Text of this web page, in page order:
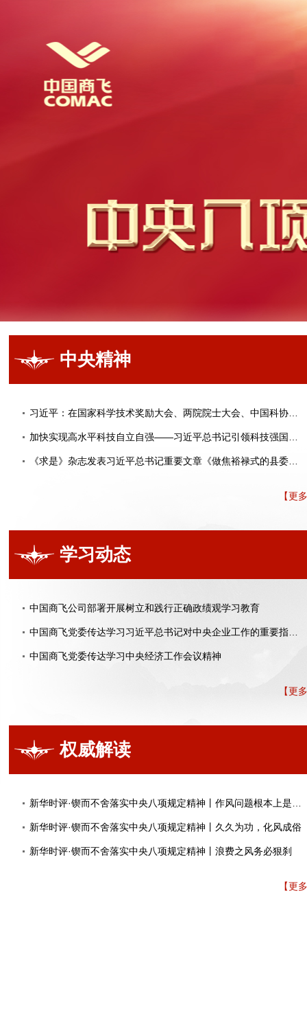
中央精神
习近平：在国家科学技术奖励大会、两院院士大会、中国科协第十一次全国代表大会上的讲话
《求是》杂志发表习近平总书记重要文章《做焦裕禄式的县委书记》
【更
学习动态
中国商飞公司部署开展树立和践行正确政绩观学习教育
中国商飞党委传达学习习近平总书记对中央企业工作的重要指示精神
中国商飞党委传达学习中央经济工作会议精神
【更
权威解读
新华时评·锲而不舍落实中央八项规定精神丨久久为功，化风成俗
新华时评·锲而不舍落实中央八项规定精神丨浪费之风务必狠刹
【更